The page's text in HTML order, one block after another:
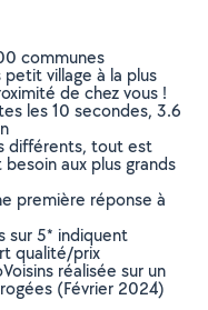
communes
village à la plus
de chez vous !
les 10 secondes, 3.6
différents, tout est
aux plus grands
première réponse à
sur 5* indiquent
qualité/prix
réalisée sur un
(Février 2024)